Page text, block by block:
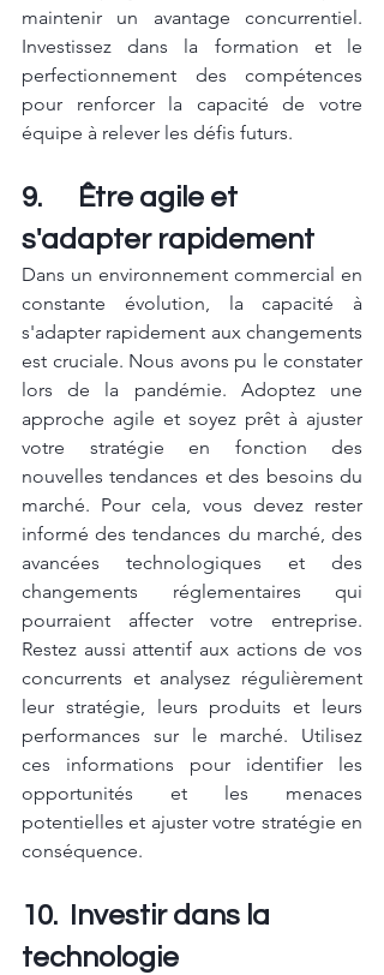
maintenir un avantage concurrentiel.
Investissez dans la formation et le
perfectionnement des compétences
pour renforcer la capacité de votre
équipe à relever les défis futurs.
9.      Être agile et
s'adapter rapidement
Dans un environnement commercial en
constante évolution, la capacité à
s'adapter rapidement aux changements
est cruciale. Nous avons pu le constater
lors de la pandémie. Adoptez une
approche agile et soyez prêt à ajuster
votre stratégie en fonction des
nouvelles tendances et des besoins du
marché. Pour cela, vous devez rester
informé des tendances du marché, des
avancées technologiques et des
changements réglementaires qui
pourraient affecter votre entreprise.
Restez aussi attentif aux actions de vos
concurrents et analysez régulièrement
leur stratégie, leurs produits et leurs
performances sur le marché. Utilisez
ces informations pour identifier les
opportunités et les menaces
potentielles et ajuster votre stratégie en
conséquence.
10.  Investir dans la
technologie